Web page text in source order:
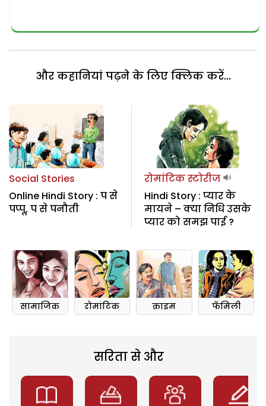
और कहानियां पढ़ने के लिए क्लिक करें...
Social Stories
Online Hindi Story : प से
पप्पू, प से पनौती
रोमांटिक स्टोरीज
Hindi Story : प्यार के
मायने – क्या निधि उसके
प्यार को समझ पाई ?
सामाजिक रोमांटिक क्राइम फॅमिली
सरिता से और